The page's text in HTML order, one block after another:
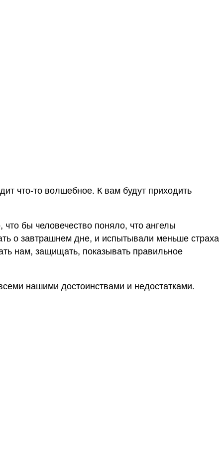
что-то волшебное. К вам будут приходить
бы человечество поняло, что ангелы
о завтрашнем дне, и испытывали меньше страха
нам, защищать, показывать правильное
нашими достоинствами и недостатками.